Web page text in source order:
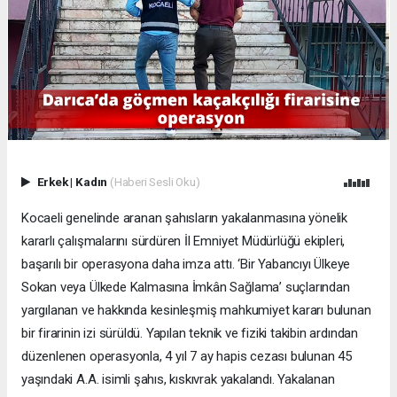
Erkek| Kadın (Haberi Sesli Oku)
Kocaeli genelinde aranan şahısların yakalanmasına yönelik
kararlı çalışmalarını sürdüren İl Emniyet Müdürlüğü ekipleri,
başarılı bir operasyona daha imza attı. ‘Bir Yabancıyı Ülkeye
Sokan veya Ülkede Kalmasına İmkân Sağlama’ suçlarından
yargılanan ve hakkında kesinleşmiş mahkumiyet kararı bulunan
bir firarinin izi sürüldü. Yapılan teknik ve fiziki takibin ardından
düzenlenen operasyonla, 4 yıl 7 ay hapis cezası bulunan 45
yaşındaki A.A. isimli şahıs, kıskıvrak yakalandı. Yakalanan